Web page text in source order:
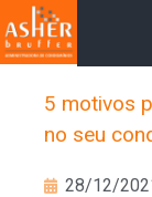
5 motivos
no seu
28/12/